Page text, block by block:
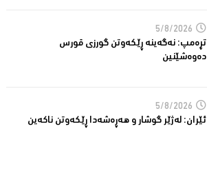
5/8/2026
تڕه‌مپ: نه‌گه‌ینه‌ ڕێكه‌وتن گورزی قورس
ده‌وه‌شێنین
5/8/2026
ئێران: له‌ژێر گوشار و هەڕەشەدا ڕێکەوتن ناکەین